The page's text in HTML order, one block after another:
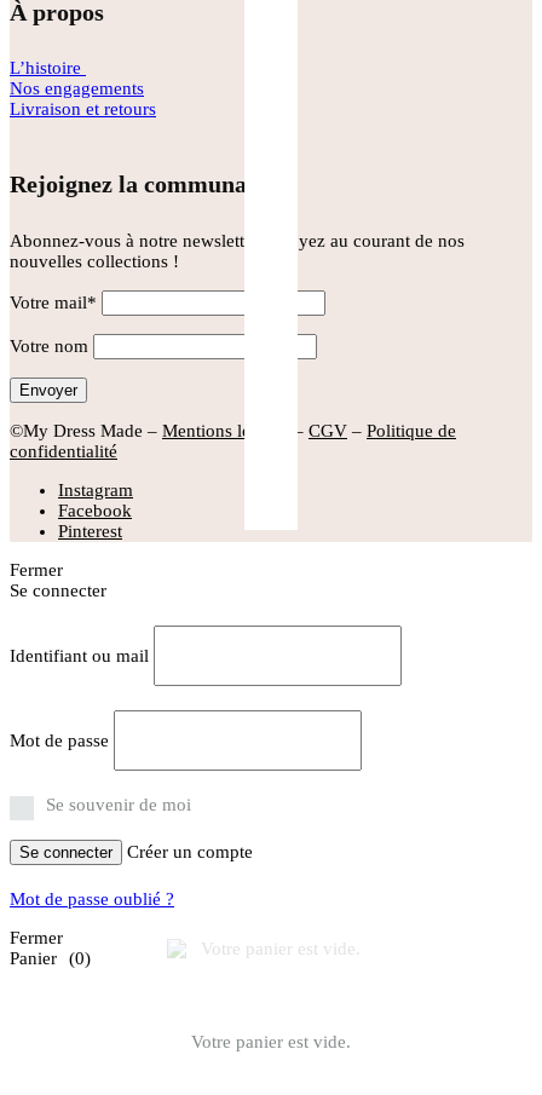
À propos
L’histoire
Nos engagements
Livraison et retours
Rejoignez la communauté
Abonnez-vous à notre newsletter et soyez au courant de nos
nouvelles collections !
Votre mail*
Votre nom
©My Dress Made – Mentions légales – CGV – Politique de
confidentialité
Instagram
Facebook
Pinterest
Fermer
Se connecter
Identifiant ou mail
Mot de passe
Se souvenir de moi
Se connecter Créer un compte
Mot de passe oublié ?
Fermer
Panier
(0)
Votre panier est vide.